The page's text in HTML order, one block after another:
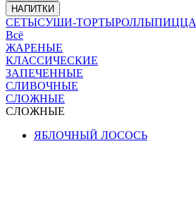
НАПИТКИ
СЕТЫСУШИ-ТОРТЫРОЛЛЫПИЦЦА
Всё
ЖАРЕНЫЕ
КЛАССИЧЕСКИЕ
ЗАПЕЧЕННЫЕ
СЛИВОЧНЫЕ
СЛОЖНЫЕ
СЛОЖНЫЕ
ЯБЛОЧНЫЙ ЛОСОСЬ